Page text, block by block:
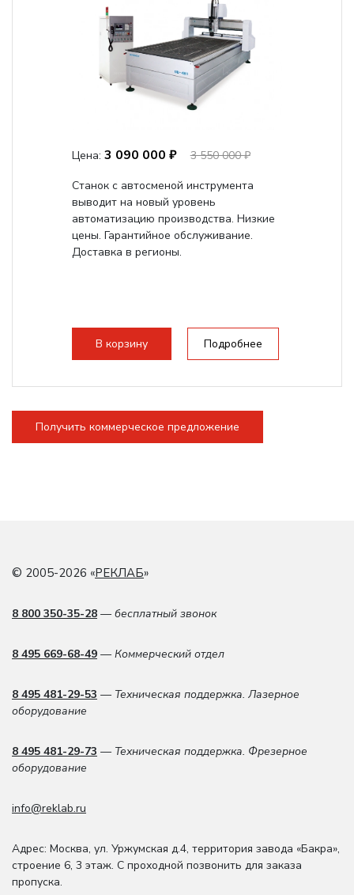
Цена: 3 090 000 ₽
3 550 000 ₽
Станок с автосменой инструмента
выводит на новый уровень
автоматизацию производства. Низкие
цены. Гарантийное обслуживание.
Доставка в регионы.
В корзину Подробнее
Получить коммерческое предложение
© 2005-2026 «РЕКЛАБ»
8 800 350-35-28 — бесплатный звонок
8 495 669-68-49 — Коммерческий отдел
8 495 481-29-53 — Техническая поддержка. Лазерное
оборудование
8 495 481-29-73 — Техническая поддержка. Фрезерное
оборудование
info@reklab.ru
Адрес: Москва, ул. Уржумская д.4, территория завода «Бакра»,
строение 6, 3 этаж. С проходной позвонить для заказа
пропуска.